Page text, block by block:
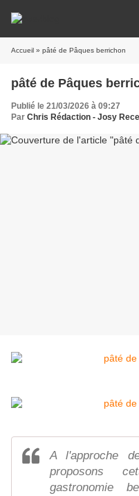
Accueil » pâté de Pâques berrichon
pâté de Pâques
Publié le 21/03/2026 à 09:27
Par Chris Rédaction - Josy
A l'approche
proposons
gastronomie